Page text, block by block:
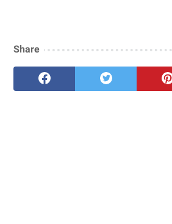
Share